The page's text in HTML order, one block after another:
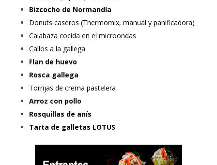
Bizcocho de Normandía
Donuts caseros (Thermomix, manual y panificadora)
Calabaza cocida en el microondas
Callos a la gallega
Flan de huevo
Rosca gallega
Torrijas de crema pastelera
Arroz con pollo
Rosquillas de anís
Tarta de galletas LOTUS